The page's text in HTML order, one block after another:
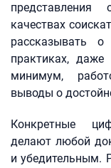
качествах
рассказывать
практиках, даже
минимум,
выводы о
Конкретные
делают любой
и убедительным.